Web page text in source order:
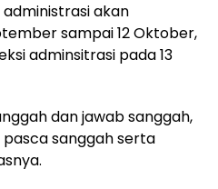
akan
sampai 12 Oktober,
adminsitrasi pada 13
dan jawab sanggah,
sanggah serta